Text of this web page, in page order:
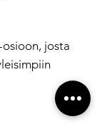
josta